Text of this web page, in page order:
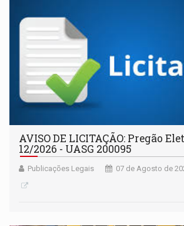
AVISO DE LICITAÇÃO: Pregão
12/2026 - UASG 200095
Publicações Legais 07 de Agosto de